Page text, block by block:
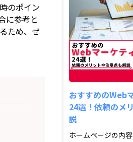
のポイン
に参考と
ため、ぜ
おすすめのWeb
24選！依頼のメ
説
ホームページの内